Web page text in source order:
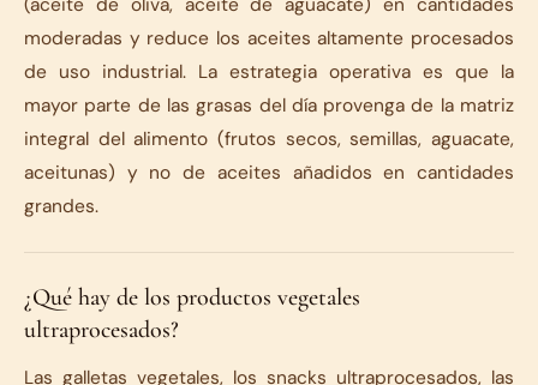
(aceite de oliva, aceite de aguacate) en cantidades
moderadas y reduce los aceites altamente procesados
de uso industrial. La estrategia operativa es que la
mayor parte de las grasas del día provenga de la matriz
integral del alimento (frutos secos, semillas, aguacate,
aceitunas) y no de aceites añadidos en cantidades
grandes.
¿Qué hay de los productos vegetales
ultraprocesados?
Las galletas vegetales, los snacks ultraprocesados, las